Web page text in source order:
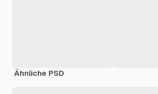
Ähnliche PSD